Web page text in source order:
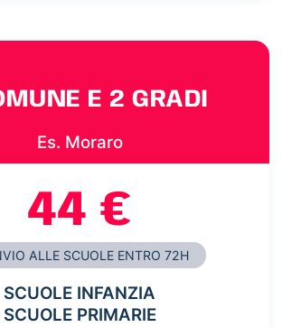
E 2 GRADI
Es. Moraro
44 €
ALLE SCUOLE ENTRO 72H
SCUOLE INFANZIA
SCUOLE PRIMARIE